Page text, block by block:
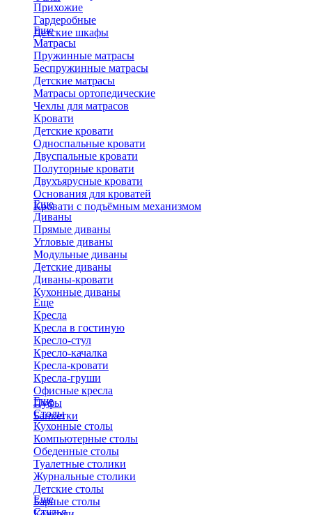
Прихожие
Гардеробные
Детские шкафы
Еще
Матрасы
Пружинные матрасы
Беспружинные матрасы
Детские матрасы
Матрасы ортопедические
Чехлы для матрасов
Кровати
Детские кровати
Односпальные кровати
Двуспальные кровати
Полуторные кровати
Двухъярусные кровати
Основания для кроватей
Кровати с подъёмным механизмом
Еще
Диваны
Прямые диваны
Угловые диваны
Модульные диваны
Детские диваны
Диваны-кровати
Кухонные диваны
Еще
Кресла
Кресла в гостиную
Кресло-стул
Кресло-качалка
Кресла-кровати
Кресла-груши
Офисные кресла
Пуфы
Банкетки
Еще
Столы
Кухонные столы
Компьютерные столы
Обеденные столы
Туалетные столики
Журнальные столики
​Детские столы
Барные столы
Еще
Стулья